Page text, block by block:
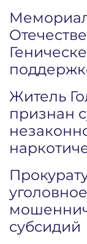
Житель
признан
субсидий